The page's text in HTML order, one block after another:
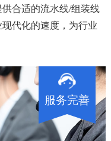
合适的流水线/组装线
代化的速度，为行业
服务完善